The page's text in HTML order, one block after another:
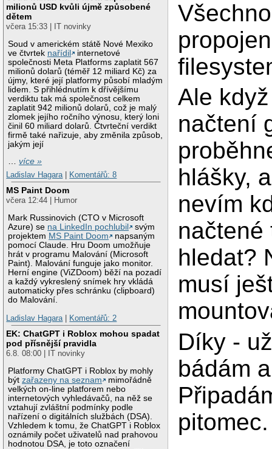
milionů USD kvůli újmě způsobené
dětem
včera 15:33 | IT novinky
Soud v americkém státě Nové Mexiko
ve čtvrtek nařídil
internetové
společnosti Meta Platforms zaplatit 567
milionů dolarů (téměř 12 miliard Kč) za
újmy, které její platformy působí mladým
lidem. S přihlédnutím k dřívějšímu
verdiktu tak má společnost celkem
zaplatit 942 milionů dolarů, což je malý
zlomek jejího ročního výnosu, který loni
činil 60 miliard dolarů. Čtvrteční verdikt
firmě také nařizuje, aby změnila způsob,
jakým její
…více »
Ladislav Hagara
Komentářů: 8
MS Paint Doom
včera 12:44 | Humor
Mark Russinovich (CTO v Microsoft
Azure) se na LinkedIn pochlubil
svým
projektem MS Paint Doom
napsaným
pomocí Claude. Hru Doom umožňuje
hrát v programu Malování (Microsoft
Paint). Malování funguje jako monitor.
Herní engine (ViZDoom) běží na pozadí
a každý vykreslený snímek hry vkládá
automaticky přes schránku (clipboard)
do Malování.
Ladislav Hagara
Komentářů: 2
EK: ChatGPT i Roblox mohou spadat
pod přísnější pravidla
6.8. 08:00 | IT novinky
Platformy ChatGPT i Roblox by mohly
býtzařazeny na seznam
mimořádně
velkých on-line platforem nebo
internetových vyhledávačů, na něž se
vztahují zvláštní podmínky podle
nařízení o digitálních službách (DSA).
Vzhledem k tomu, že ChatGPT i Roblox
oznámily počet uživatelů nad prahovou
hodnotou DSA, je toto označení
Ale
načtení
hlášky,
nevím
načtené
hledat?
musí
Díky -
bádám
pitomec.